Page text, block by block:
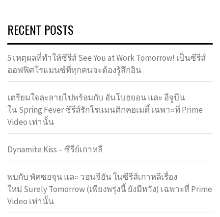
RECENT POSTS
5 เหตุผลที่ทำให้ซีรีส์ See You at Work Tomorrow! เป็นซีรีส์
ออฟฟิศโรแมนซ์ที่ทุกคนจะต้องรู้สึกอิน
เตรียมใจละลายไปพร้อมกับ อันโบฮยอน และ อีจูบีน
ใน Spring Fever ซีรีส์รักโรแมนติกคอเมดี้ เฉพาะที่ Prime
Video เท่านั้น
Dynamite Kiss – ซีรีย์เกาหลี
พบกับ พัคซอจุน และ วอนจีอัน ในซีรีส์เกาหลีเรื่อง
ใหม่ Surely Tomorrow (เพียงพรุ่งนี้ ยังมีหวัง) เฉพาะที่ Prime
Video เท่านั้น